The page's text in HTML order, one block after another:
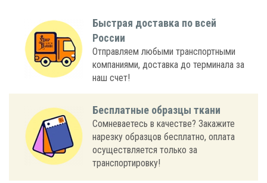
Быстрая доставка по всей
России
Отправляем любыми транспортными
компаниями, доставка до терминала за
наш счет!
Бесплатные образцы ткани
Сомневаетесь в качестве? Закажите
нарезку образцов бесплатно, оплата
осуществляется только за
транспортировку!